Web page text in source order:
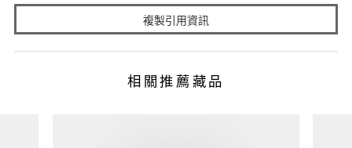
複製引用資訊
相關推薦藏品